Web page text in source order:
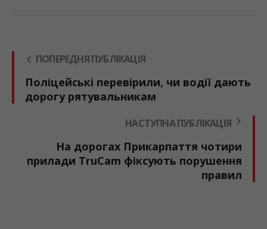
ПОПЕРЕДНЯ ПУБЛІКАЦІЯ
Поліцейські перевірили, чи водії дають
дорогу рятувальникам
НАСТУПНА ПУБЛІКАЦІЯ
На дорогах Прикарпаття чотири
прилади TruCam фіксують порушення
правил